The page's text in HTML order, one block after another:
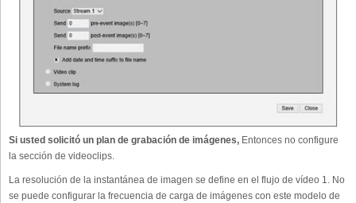
Si usted solicitó un plan de grabación de imágenes, Entonces no configure
la sección de videoclips.
La resolución de la instantánea de imagen se define en el flujo de vídeo 1. No
se puede configurar la frecuencia de carga de imágenes con este modelo de